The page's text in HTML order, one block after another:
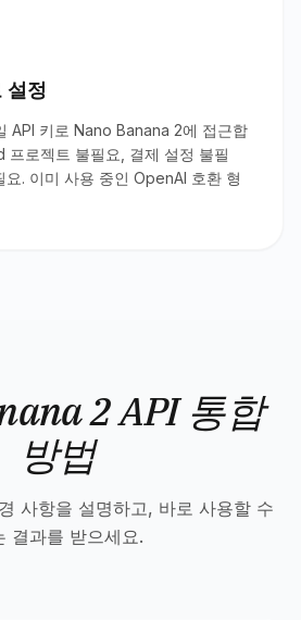
설정
API 키로 Nano Banana 2에 접근합
로젝트 불필요, 결제 설정 불필
요. 이미 사용 중인 OpenAI 호환 형
2 API 통합
방법
사항을 설명하고, 바로 사용할 수
결과를 받으세요.